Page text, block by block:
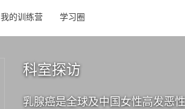
我的训练营 学习圈
科室探访
乳腺癌是全球及中国女性高发恶